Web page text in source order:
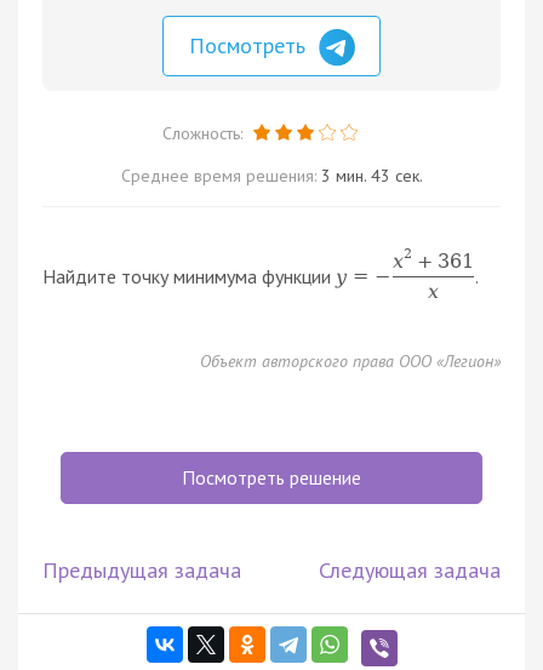
Посмотреть
Сложность:
Среднее время решения: 3 мин. 43 сек.
Найдите точку минимума функции y = −
x2 + 361
x
.
Объект авторского права ООО «Легион»
Посмотреть решение
Предыдущая задача Следующая задача